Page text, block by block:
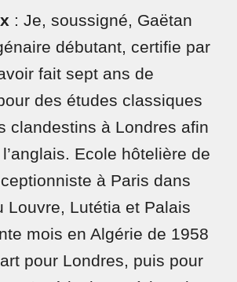
: Je, soussigné, Gaëtan
débutant, certifie par
fait sept ans de
des études classiques
clandestins à Londres afin
l’anglais. Ecole hôtelière de
à Paris dans
Louvre, Lutétia et Palais
mois en Algérie de 1958
pour Londres, puis pour